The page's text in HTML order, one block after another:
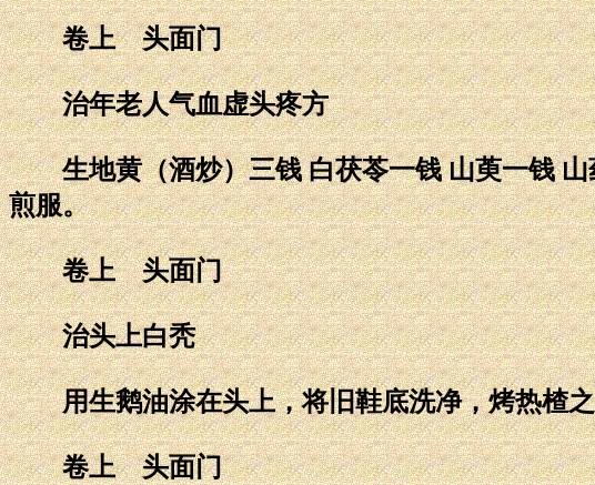
卷上 头面门
治年老人气血虚头疼方
生地黄（酒炒）三钱 白茯苓一钱 山萸一钱 山
煎服。
卷上 头面门
治头上白秃
用生鹅油涂在头上，将旧鞋底洗净，烤热楂之
卷上 头面门